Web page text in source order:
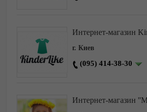
Интернет-магазин
г. Киев
(095) 414-38-30
Интернет-магазин